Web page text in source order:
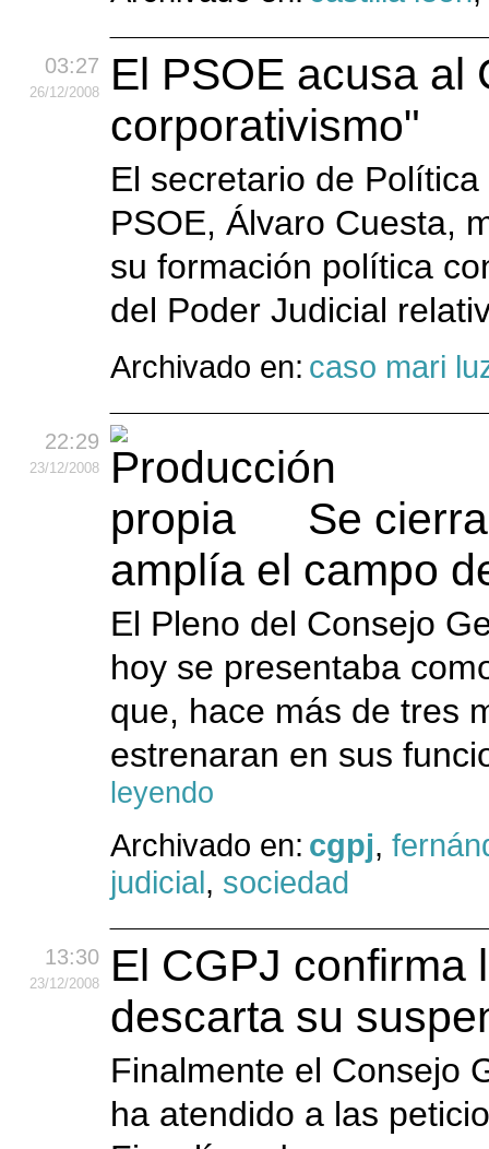
03:27
26/12/2008
El PSOE acusa al
corporativismo"
El secretario de
PSOE, Álvaro Cuesta,
su formación política
del Poder Judicial
Archivado en: caso mari
22:29
23/12/2008
Se
amplía el campo
El Pleno del Consejo
hoy se presentaba
que, hace más de tres
estrenaran en sus
leyendo
Archivado en: cgpj,
judicial, sociedad
13:30
23/12/2008
El CGPJ confirma
descarta su
Finalmente el Consejo
ha atendido a las